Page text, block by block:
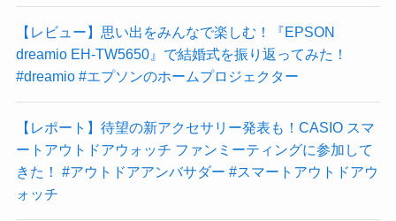
【レビュー】思い出をみんなで楽しむ！『EPSON
dreamio EH-TW5650』で結婚式を振り返ってみた！
#dreamio #エプソンのホームプロジェクター
【レポート】待望の新アクセサリー発表も！CASIO スマ
ートアウトドアウォッチ ファンミーティングに参加して
きた！ #アウトドアアンバサダー #スマートアウトドアウ
ォッチ